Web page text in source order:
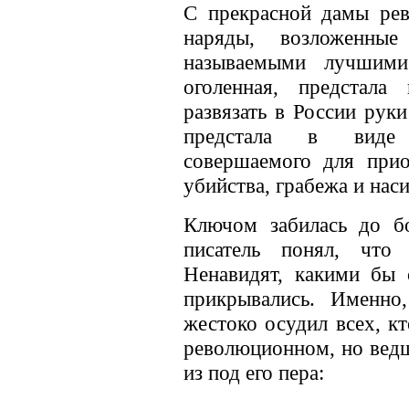
С прекрасной дамы
наряды,
называемыми
оголенная,
развязать в России
предстала в виде
совершаемого для
убийства, грабежа и
Ключом забилась до
писатель понял, что
Ненавидят, какими бы
прикрывались.
жестоко осудил всех,
революционном, но
из под его пера: